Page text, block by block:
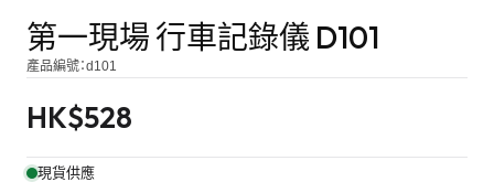
第一現場 行車記錄儀 D101
產品編號：d101
HK$528
現貨供應